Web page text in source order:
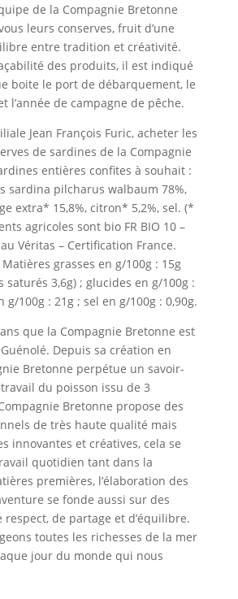
de la Compagnie Bretonne
leurs conserves, fruit d’une
entre tradition et créativité.
des produits, il est indiqué
boite le port de débarquement, le
l’année de campagne de pêche.
Jean François Furic, acheter les
de sardines de la Compagnie
entières confites à souhait :
sardina pilcharus walbaum 78%,
extra* 15,8%, citron* 5,2%, sel. (*
agricoles sont bio FR BIO 10 –
Véritas – Certification France.
grasses en g/100g : 15g
saturés 3,6g) ; glucides en g/100g :
g/100g : 21g ; sel en g/100g : 0,90g.
que la Compagnie Bretonne est
Depuis sa création en
Bretonne perpétue un savoir-
du poisson issu de 3
Bretonne propose des
de très haute qualité mais
innovantes et créatives, cela se
quotidien tant dans la
premières, l’élaboration des
se fonde aussi sur des
de partage et d’équilibre.
toutes les richesses de la mer
jour du monde qui nous